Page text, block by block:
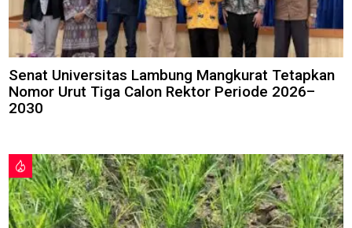
Senat Universitas Lambung Mangkurat Tetapkan
Nomor Urut Tiga Calon Rektor Periode 2026–
2030